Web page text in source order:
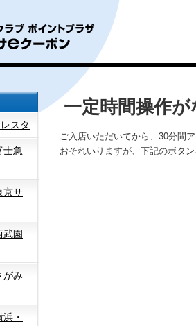
スタ
士急
京サ
武園
がみ
・
一定時間操作
ご入店いただいてから、30分間
おそれいりますが、下記のボタ